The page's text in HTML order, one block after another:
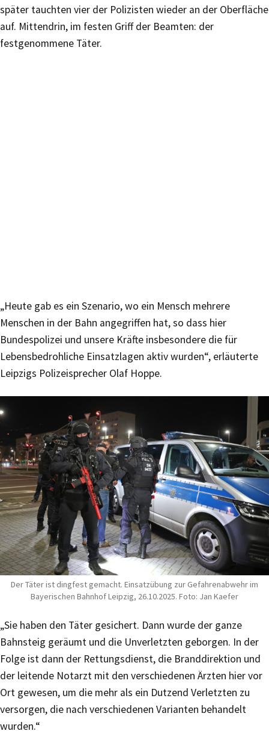
später tauchten vier der Polizisten wieder an der Oberfläche
auf. Mittendrin, im festen Griff der Beamten: der
festgenommene Täter.
„Heute gab es ein Szenario, wo ein Mensch mehrere
Menschen in der Bahn angegriffen hat, so dass hier
Bundespolizei und unsere Kräfte insbesondere die für
Lebensbedrohliche Einsatzlagen aktiv wurden“, erläuterte
Leipzigs Polizeisprecher Olaf Hoppe.
Der Täter ist dingfest gemacht. Einsatzübung zur Gefahrenabwehr im
Bayerischen Bahnhof Leipzig, 26.10.2025. Foto: Jan Kaefer
„Sie haben den Täter gesichert. Dann wurde der ganze
Bahnsteig geräumt und die Unverletzten geborgen. In der
Folge ist dann der Rettungsdienst, die Branddirektion und
der leitende Notarzt mit den verschiedenen Ärzten hier vor
Ort gewesen, um die mehr als ein Dutzend Verletzten zu
versorgen, die nach verschiedenen Varianten behandelt
wurden.“